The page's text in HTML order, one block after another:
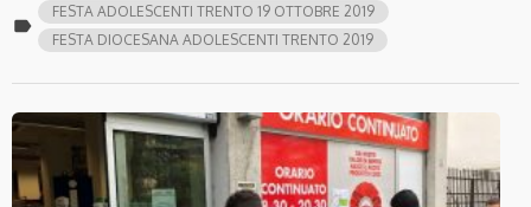
label
FESTA ADOLESCENTI TRENTO 19 OTTOBRE 2019
FESTA DIOCESANA ADOLESCENTI TRENTO 2019